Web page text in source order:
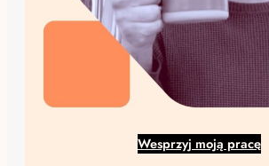
Wesprzyj moją pracę